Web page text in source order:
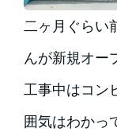
二ヶ月ぐらい
んが新規オー
工事中はコン
囲気はわかっ